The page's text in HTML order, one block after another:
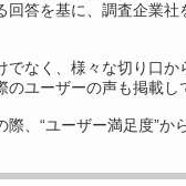
回答を基に、調査企業社
でなく、様々な切り口か
のユーザーの声も掲載し
際、“ユーザー満足度”か